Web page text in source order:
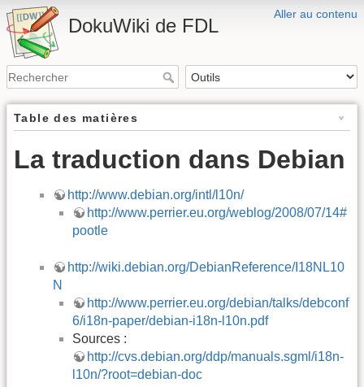
Aller au contenu
DokuWiki de FDL
Table des matières
La traduction dans Debian
http://www.debian.org/intl/l10n/
http://www.perrier.eu.org/weblog/2008/07/14#
pootle
http://wiki.debian.org/DebianReference/I18NL10
N
http://www.perrier.eu.org/debian/talks/debconf
6/i18n-paper/debian-i18n-l10n.pdf
Sources :
http://cvs.debian.org/ddp/manuals.sgml/i18n-
l10n/?root=debian-doc